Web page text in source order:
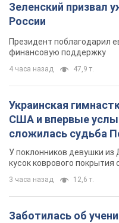
Зеленский призвал
России
Президент поблагодарил
финансовую поддержку
4 часа назад 47,9 т.
Украинская
США и впервые
сложилась судьба
лет назад
У поклонников девушки
кусок коврового
3 часа назад 12,6 т.
Заботилась об